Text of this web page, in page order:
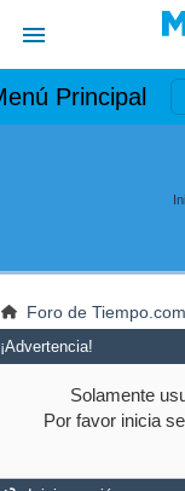
Principal
Foro de Tiempo.com
¡Advertencia!
Solamente
Por favor inicia